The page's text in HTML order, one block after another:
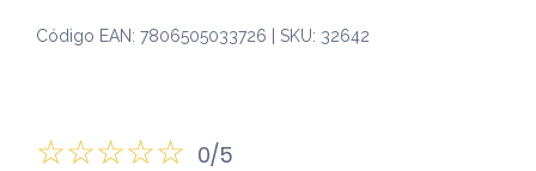
Código EAN: 7806505033726 | SKU: 32642
0/5